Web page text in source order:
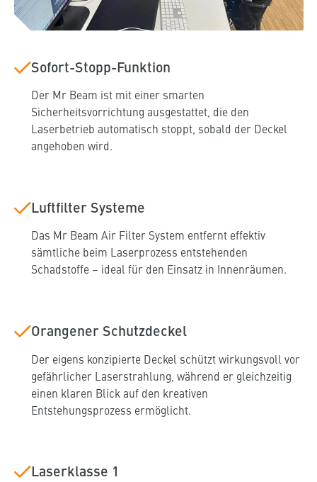
Sofort-Stopp-Funktion
Der Mr Beam ist mit einer smarten
Sicherheitsvorrichtung ausgestattet, die den
Laserbetrieb automatisch stoppt, sobald der Deckel
angehoben wird.
Luftfilter Systeme
Das Mr Beam Air Filter System entfernt effektiv
sämtliche beim Laserprozess entstehenden
Schadstoffe – ideal für den Einsatz in Innenräumen.
Orangener Schutzdeckel
Der eigens konzipierte Deckel schützt wirkungsvoll vor
gefährlicher Laserstrahlung, während er gleichzeitig
einen klaren Blick auf den kreativen
Entstehungsprozess ermöglicht.
Laserklasse 1